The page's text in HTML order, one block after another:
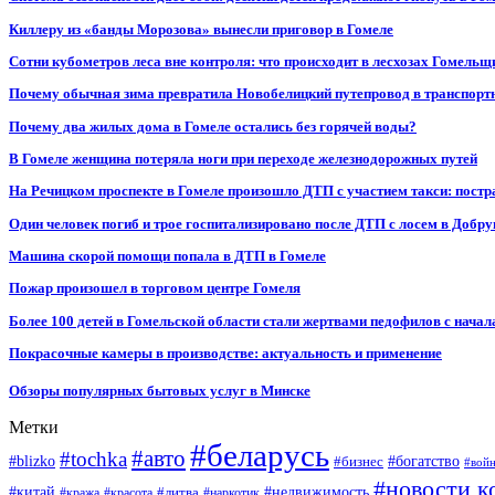
Киллеру из «банды Морозова» вынесли приговор в Гомеле
Сотни кубометров леса вне контроля: что происходит в лесхозах
Почему обычная зима превратила Новобелицкий путепровод в
Почему два жилых дома в Гомеле остались без горячей воды?
В Гомеле женщина потеряла ноги при переходе железнодорожных путей
На Речицком проспекте в Гомеле произошло ДТП с участием такси:
Один человек погиб и трое госпитализировано после ДТП с лосем в
Машина скорой помощи попала в ДТП в Гомеле
Пожар произошел в торговом центре Гомеля
Более 100 детей в Гомельской области стали жертвами педофилов с
Покрасочные камеры в производстве: актуальность и применение
Обзоры популярных бытовых услуг в Минске
Метки
#blizko #tochka#авто #беларусь #бизнес #богатство
#новости